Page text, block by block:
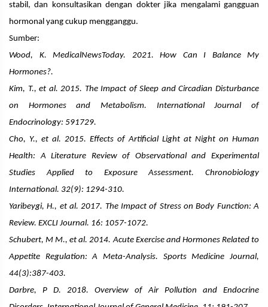
stabil, dan konsultasikan dengan dokter jika mengalami gangguan
hormonal yang cukup mengganggu.
Sumber:
Wood, K. MedicalNewsToday. 2021. How Can I Balance My
Hormones?.
Kim, T., et al. 2015. The Impact of Sleep and Circadian Disturbance
on Hormones and Metabolism. International Journal of
Endocrinology: 591729.
Cho, Y., et al. 2015. Effects of Artificial Light at Night on Human
Health: A Literature Review of Observational and Experimental
Studies Applied to Exposure Assessment. Chronobiology
International. 32(9): 1294-310.
Yaribeygi, H., et al. 2017. The Impact of Stress on Body Function: A
Review. EXCLI Journal. 16: 1057-1072.
Schubert, M M., et al. 2014. Acute Exercise and Hormones Related to
Appetite Regulation: A Meta-Analysis. Sports Medicine Journal,
44(3):387-403.
Darbre, P D. 2018. Overview of Air Pollution and Endocrine